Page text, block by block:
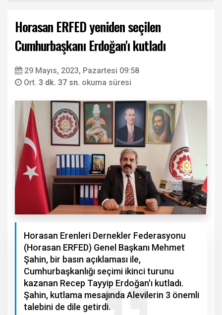
Horasan ERFED yeniden seçilen
Cumhurbaşkanı Erdoğan'ı kutladı
29 Mayıs, 2023, Pazartesi 09:58
Ort. 3 dk. 37 sn. okuma süresi
Horasan Erenleri Dernekler Federasyonu
(Horasan ERFED) Genel Başkanı Mehmet
Şahin, bir basın açıklaması ile,
Cumhurbaşkanlığı seçimi ikinci turunu
kazanan Recep Tayyip Erdoğan'ı kutladı.
Şahin, kutlama mesajında Alevilerin 3 önemli
talebini de dile getirdi.